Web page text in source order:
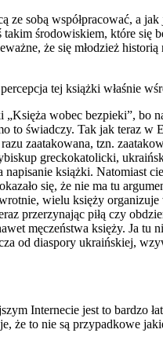
sobą współpracować, a
środowiskiem, które się
że się młodzież
tej książki właśnie
wobec bezpieki”, bo
to świadczy. Tak jak teraz
zaatakowana, tzn.
greckokatolicki,
napisanie książki.
się, że nie ma tu
wielu księży
przerzynając piłą czy
męczeństwa księży. Ja tu
od diaspory ukraińskiej,
Internecie jest to bardzo
że to nie są przypadkowe